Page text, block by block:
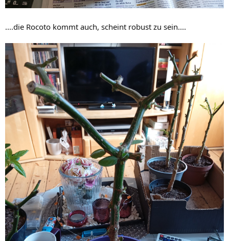
....die Rocoto kommt auch, scheint robust zu sein....